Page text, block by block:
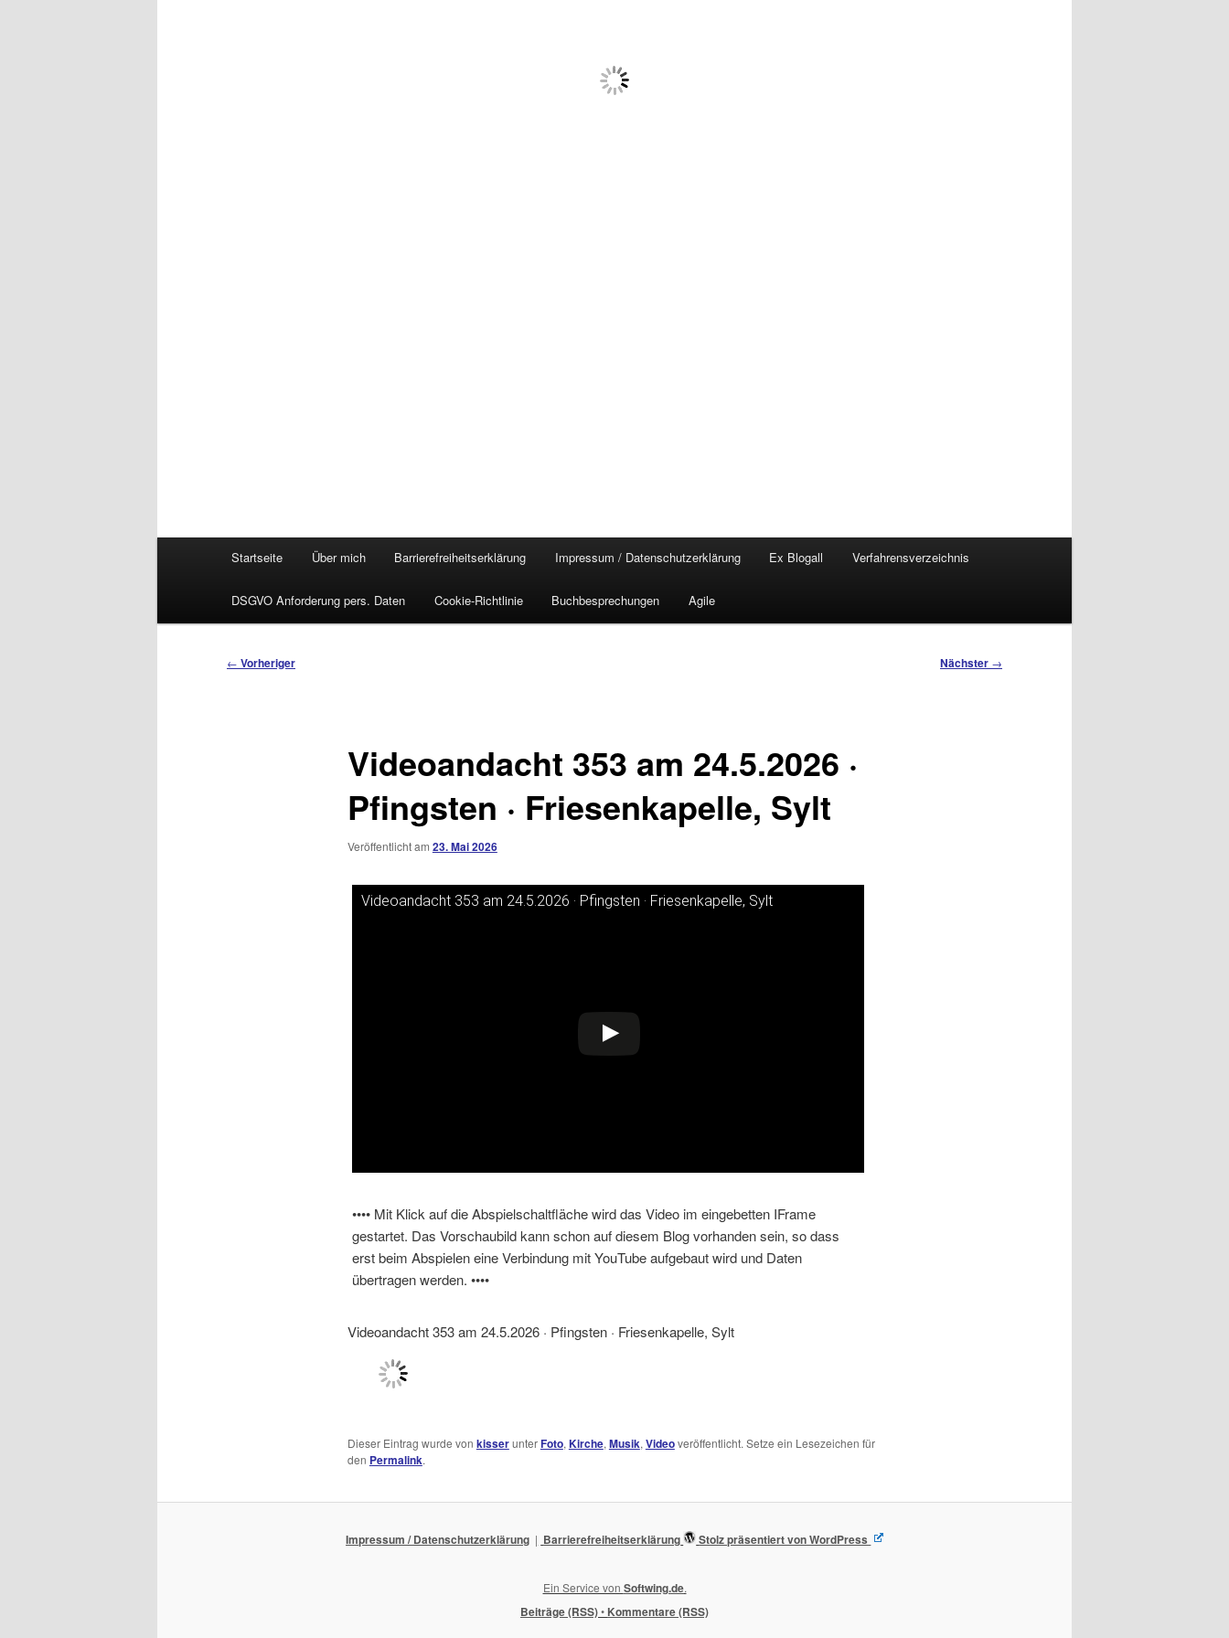
Startseite Über mich Barrierefreiheitserklärung Impressum / Datenschutzerklärung Ex Blogall Verfahrensverzeichnis
DSGVO Anforderung pers. Daten Cookie-Richtlinie Buchbesprechungen Agile
Beitragsnavigation
← Vorheriger Nächster →
Videoandacht 353 am 24.5.2026 ·
Pfingsten · Friesenkapelle, Sylt
Veröffentlicht am 23. Mai 2026
Videoandacht 353 am 24.5.2026 · Pfingsten · Friesenkapelle, Sylt
•••• Mit Klick auf die Abspielschaltfläche wird das Video im eingebetten IFrame
gestartet. Das Vorschaubild kann schon auf diesem Blog vorhanden sein, so dass
erst beim Abspielen eine Verbindung mit YouTube aufgebaut wird und Daten
übertragen werden. ••••
Videoandacht 353 am 24.5.2026 · Pfingsten · Friesenkapelle, Sylt
Dieser Eintrag wurde von kisserunterFoto,Kirche,Musik,Videoveröffentlicht. Setze ein Lesezeichen für
den Permalink.
Impressum / Datenschutzerklärung Barrierefreiheitserklärung Stolz präsentiert von WordPress
Ein Service von Softwing.de.
Beiträge (RSS)• Kommentare (RSS)